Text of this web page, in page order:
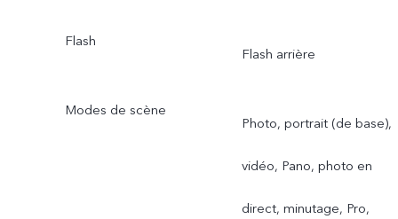
Flash
Flash arrière
Modes de scène
Photo, portrait (de base),
vidéo, Pano, photo en
direct, minutage, Pro,